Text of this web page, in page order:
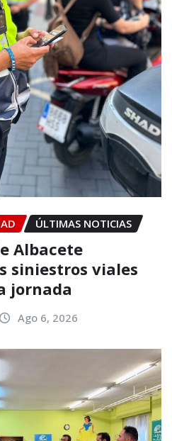
ÚLTIMAS NOTICIAS
Albacete
siniestros viales
jornada
Ago 6, 2026